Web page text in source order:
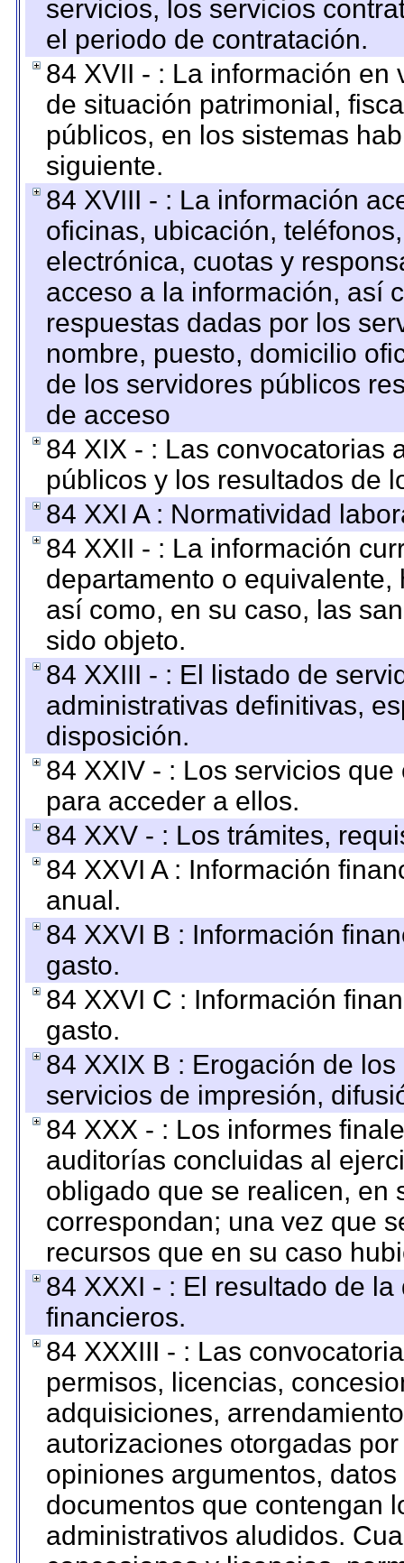
servicios, los servicios
el periodo de contratación.
84 XVII - : La información
de situación patrimonial,
públicos, en los sistemas
siguiente.
84 XVIII - : La información
oficinas, ubicación,
electrónica, cuotas y
acceso a la información, así
respuestas dadas por los
nombre, puesto, domicilio
de los servidores públicos
de acceso
84 XIX - : Las convocatorias
públicos y los resultados de
84 XXI A : Normatividad
84 XXII - : La información
departamento o
así como, en su caso, las
sido objeto.
84 XXIII - : El listado de
administrativas definitivas,
disposición.
84 XXIV - : Los servicios
para acceder a ellos.
84 XXV - : Los trámites,
84 XXVI A : Información
anual.
84 XXVI B : Información
gasto.
84 XXVI C : Información
gasto.
84 XXIX B : Erogación de
servicios de impresión,
84 XXX - : Los informes
auditorías concluidas al
obligado que se realicen, en
correspondan; una vez que
recursos que en su caso
84 XXXI - : El resultado de
financieros.
84 XXXIII - : Las
permisos, licencias,
adquisiciones,
autorizaciones otorgadas
opiniones argumentos,
documentos que contengan
administrativos aludidos.